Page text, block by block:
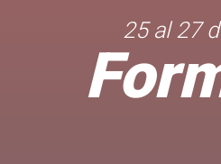
25 al 27